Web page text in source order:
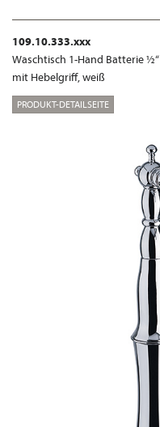
109.10.333.xxx
Waschtisch 1-Hand Batterie ½“
mit Hebelgriff, weiß
PRODUKT-DETAILSEITE